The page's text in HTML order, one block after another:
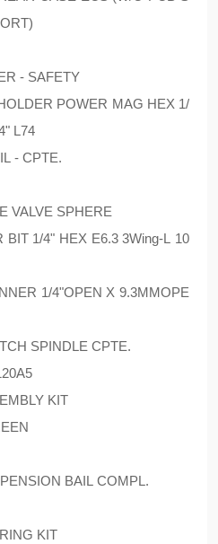
- SAFETY
POWER MAG HEX 1/
L74
- CPTE.
VALVE SPHERE
BIT 1/4" HEX E6.3 3Wing-L 10
1/4"OPEN X 9.3MMOPE
SPINDLE CPTE.
KIT
BAIL COMPL.
KIT